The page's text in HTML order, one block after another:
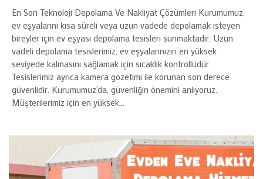
En Son Teknoloji Depolama Ve Nakliyat Çözümleri Kurumumuz,
ev eşyalarını kısa süreli veya uzun vadede depolamak isteyen
bireyler için ev eşyası depolama tesisleri sunmaktadır. Uzun
vadeli depolama tesislerimiz, ev eşyalarınızın en yüksek
seviyede kalmasını sağlamak için sıcaklık kontrollüdür.
Tesislerimiz ayrıca kamera gözetimi ile korunan son derece
güvenlidir. Kurumumuz’da, güvenliğin önemini anlıyoruz.
Müşterilerimiz için en yüksek…